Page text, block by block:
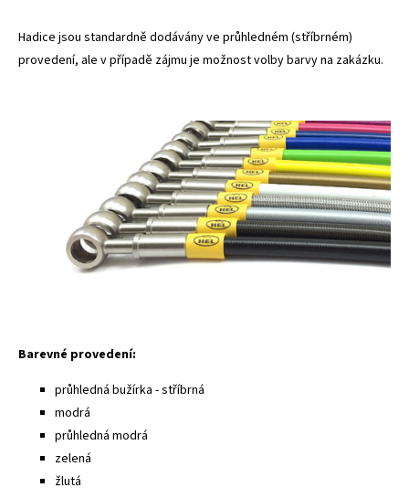
Hadice jsou standardně dodávány ve průhledném (stříbrném)
provedení, ale v případě zájmu je možnost volby barvy na zakázku.
Barevné provedení:
průhledná bužírka - stříbrná
modrá
průhledná modrá
zelená
žlutá